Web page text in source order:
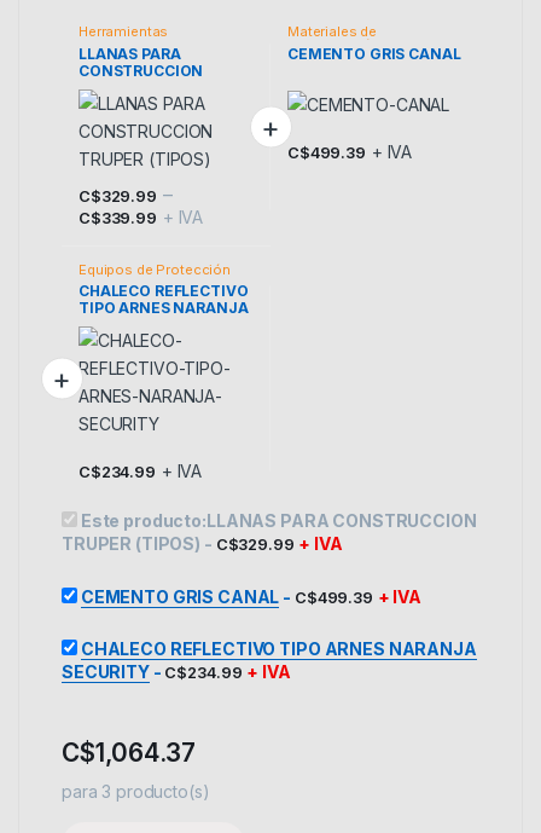
Herramientas
LLANAS PARA
CONSTRUCCION
TRUPER (TIPOS)
C$329.99 –
C$339.99 + IVA
Este producto tiene múltiples variantes. Las opciones se
Materiales de
Construcción
CEMENTO GRIS CANAL
C$499.39 + IVA
Equipos de Protección
CHALECO REFLECTIVO
TIPO ARNES NARANJA
SECURITY
C$234.99 + IVA
Este producto:LLANAS PARA CONSTRUCCION
TRUPER (TIPOS) - C$329.99 + IVA
CEMENTO GRIS CANAL - C$499.39 + IVA
CHALECO REFLECTIVO TIPO ARNES NARANJA
SECURITY- C$234.99 + IVA
C$1,064.37
para 3 producto(s)